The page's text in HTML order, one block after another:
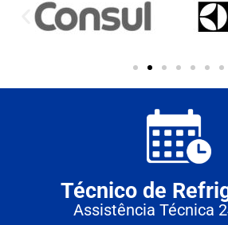
Técnico de
Assistência Técnica